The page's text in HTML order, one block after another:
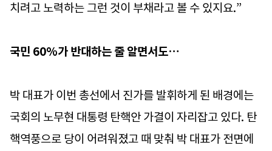
치려고 노력하는 그런 것이 부채라고 볼 수 있지요.”
국민 60%가 반대하는 줄 알면서도…
박 대표가 이번 총선에서 진가를 발휘하게 된 배경에는
국회의 노무현 대통령 탄핵안 가결이 자리잡고 있다. 탄
핵역풍으로 당이 어려워졌고 때 맞춰 박 대표가 전면에